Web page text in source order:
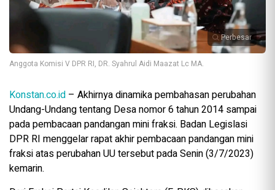
Perbesar
Anggota Komisi V DPR RI, DR. Syahrul Aidi Maazat Lc MA.
Konstan.co.id – Akhirnya dinamika pembahasan perubahan
Undang-Undang tentang Desa nomor 6 tahun 2014 sampai
pada pembacaan pandangan mini fraksi. Badan Legislasi
DPR RI menggelar rapat akhir pembacaan pandangan mini
fraksi atas perubahan UU tersebut pada Senin (3/7/2023)
kemarin.